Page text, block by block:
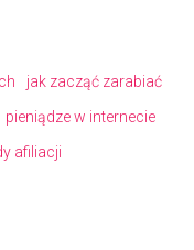
jak zacząć zarabiać
pieniądze w internecie
afiliacji